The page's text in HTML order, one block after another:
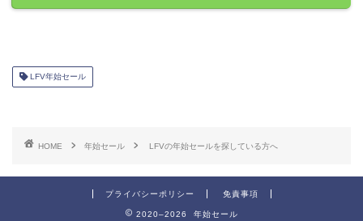
LFV年始セール
HOME 年始セール LFVの年始セールを探している方へ
プライバシーポリシー 免責事項
2020–2026 年始セール